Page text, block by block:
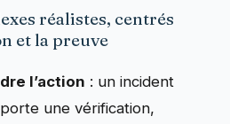
réalistes, centrés
et la preuve
l’action : un incident
une vérification,